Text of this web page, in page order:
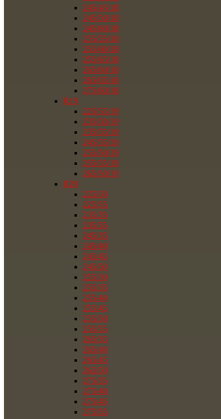
245/45/18
245/50/18
245/60/18
255/55/18
255/60/18
255/65/18
265/60/18
265/65/18
275/60/18
R19
225/55/19
235/50/19
235/55/19
245/55/19
255/50/19
255/55/19
265/50/19
R20
225/50
225/55
235/35
235/55
245/35
245/40
245/45
245/50
255/30
255/35
255/40
255/45
255/50
255/55
265/35
265/40
265/45
265/50
275/35
275/40
275/45
275/55